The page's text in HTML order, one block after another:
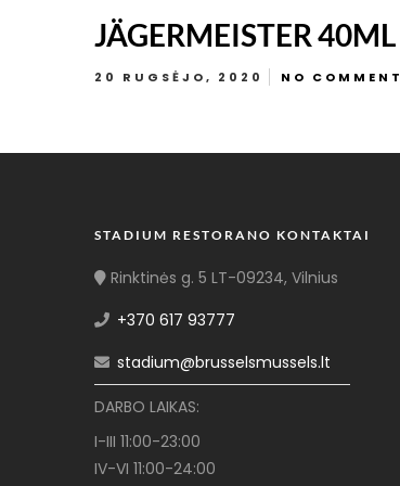
JÄGERMEISTER 40ML
20 RUGSĖJO, 2020 NO COMMENT
STADIUM RESTORANO KONTAKTAI
Rinktinės g. 5 LT-09234, Vilnius
+370 617 93777
stadium@brusselsmussels.lt
DARBO LAIKAS:
I-III 11:00-23:00
IV-VI 11:00-24:00